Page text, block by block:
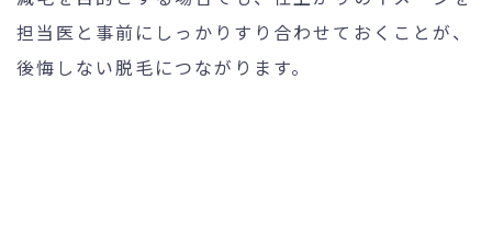
担当医と事前にしっかりすり合わせておくことが、
後悔しない脱毛につながります。